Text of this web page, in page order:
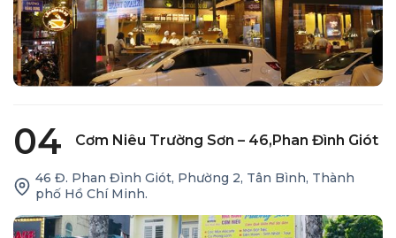
04 Cơm Niêu Trường Sơn – 46,Phan Đình Giót
46 Đ. Phan Đình Giót, Phường 2, Tân Bình, Thành
phố Hồ Chí Minh.